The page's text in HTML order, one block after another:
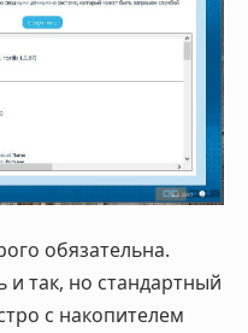
обязательна.
и так, но стандартный
с накопителем